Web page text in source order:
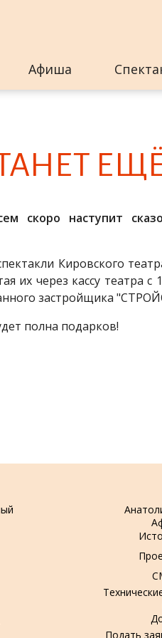
Афиша
скоро наступит
Кировского
их через кассу театра
застройщика
полна подарков!
Подать